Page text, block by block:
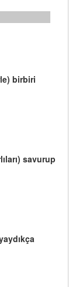
birbiri
savurup